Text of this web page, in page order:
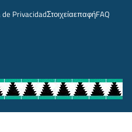
PrivacidadΣτοιχείαεπαφήFAQ